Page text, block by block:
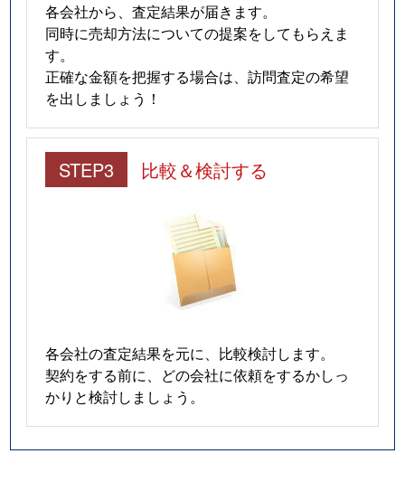
各会社から、査定結果が届きます。
同時に売却方法についての提案をしてもらえま
す。
正確な金額を把握する場合は、訪問査定の希望
を出しましょう！
STEP3 比較＆検討する
各会社の査定結果を元に、比較検討します。
契約をする前に、どの会社に依頼をするかしっ
かりと検討しましょう。